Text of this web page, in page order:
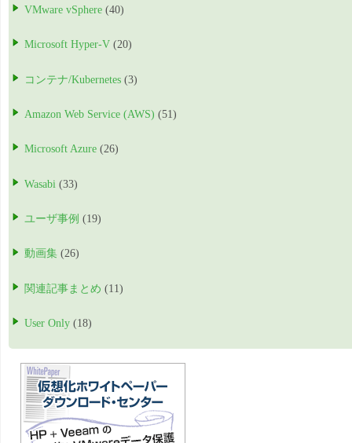
VMware vSphere (40)
Microsoft Hyper-V (20)
コンテナ/Kubernetes (3)
Amazon Web Service (AWS) (51)
Microsoft Azure (26)
Wasabi (33)
ユーザ事例 (19)
動画集 (26)
関連記事まとめ (11)
User Only (18)